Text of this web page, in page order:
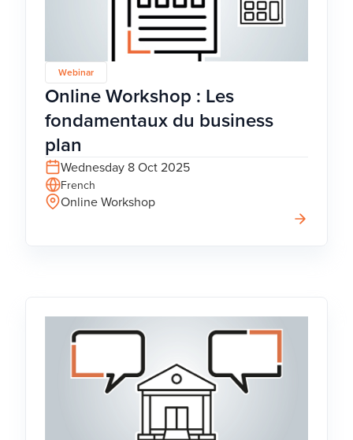
Webinar
Online Workshop : Les
fondamentaux du business
plan
Wednesday 8 Oct 2025
French
Online Workshop